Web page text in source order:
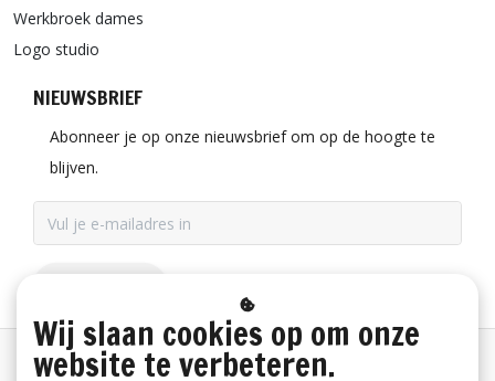
Werkbroek dames
Logo studio
NIEUWSBRIEF
Abonneer je op onze nieuwsbrief om op de hoogte te
blijven.
Betaalinformatie
Wij slaan cookies op om onze
website te verbeteren.